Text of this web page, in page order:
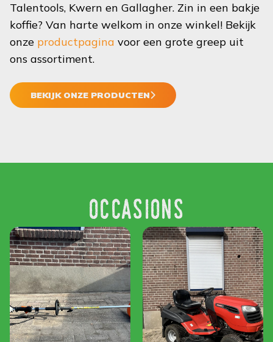
Talentools, Kwern en Gallagher. Zin in een bakje
koffie? Van harte welkom in onze winkel! Bekijk
onze productpagina voor een grote greep uit
ons assortiment.
BEKIJK ONZE PRODUCTEN
occasionslt2320 cma2